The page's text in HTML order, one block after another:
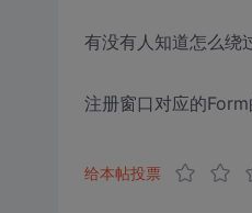
有没有人知道怎么绕
注册窗口对应的
给本帖投票